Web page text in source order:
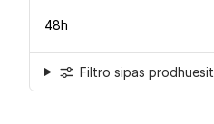
48h
Filtro sipas prodhuesit